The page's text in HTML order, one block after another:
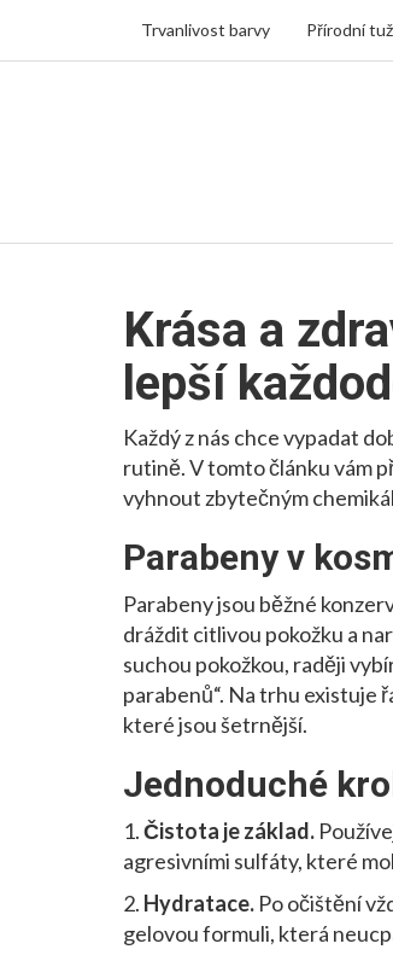
Trvanlivost barvy Přírodní
Krása a
lepší
Každý z nás chce vypadat
rutině. V tomto článku vám
vyhnout zbytečným
Parabeny v
Parabeny jsou běžné
dráždit citlivou pokožku a
suchou pokožkou, raději
parabenů“. Na trhu existuje
které jsou šetrnější.
Jednoduché
1.Čistota je základ.
agresivními sulfáty, které
2. Hydratace. Po očištění
gelovou formuli, která